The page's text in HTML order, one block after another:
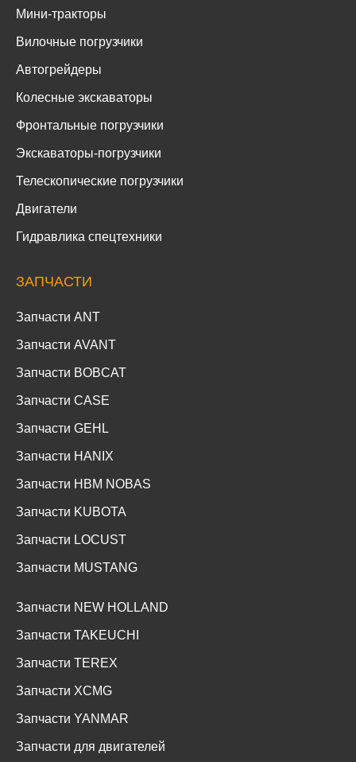
Мини-тракторы
Вилочные погрузчики
Автогрейдеры
Колесные экскаваторы
Фронтальные погрузчики
Экскаваторы-погрузчики
Телескопические погрузчики
Двигатели
Гидравлика спецтехники
ЗАПЧАСТИ
Запчасти ANT
Запчасти AVANT
Запчасти BOBCAT
Запчасти CASE
Запчасти GEHL
Запчасти HANIX
Запчасти HBM NOBAS
Запчасти KUBOTA
Запчасти LOCUST
Запчасти MUSTANG
Запчасти NEW HOLLAND
Запчасти TAKEUCHI
Запчасти TEREX
Запчасти XCMG
Запчасти YANMAR
Запчасти для двигателей